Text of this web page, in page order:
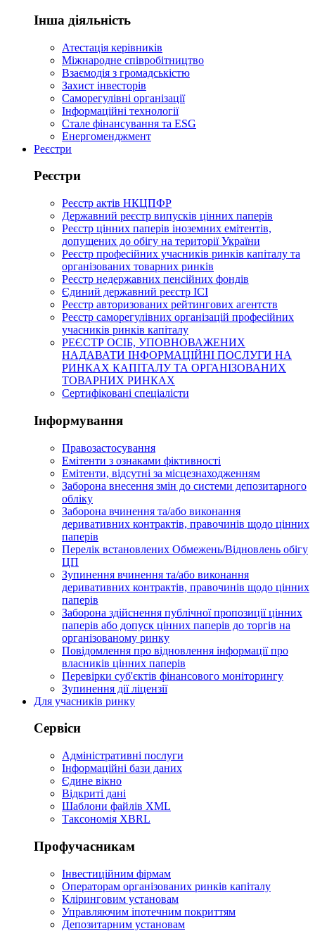
Інша діяльність
Атестація керівників
Міжнародне співробітництво
Взаємодія з громадськістю
Захист інвесторів
Саморегулівні організації
Інформаційні технології
Стале фінансування та ESG
Енергоменджмент
Реєстри
Реєстри
Реєстр актів НКЦПФР
Державний реєстр випусків цінних паперів
Реєстр цінних паперів іноземних емітентів,
допущених до обігу на території України
Реєстр професійних учасників ринків капіталу та
організованих товарних ринків
Реєстр недержавних пенсійних фондів
Єдиний державний реєстр ІСІ
Реєстр авторизованих рейтингових агентств
Реєстр саморегулівних організацій професійних
учасників ринків капіталу
РЕЄСТР ОСІБ, УПОВНОВАЖЕНИХ
НАДАВАТИ ІНФОРМАЦІЙНІ ПОСЛУГИ НА
РИНКАХ КАПІТАЛУ ТА ОРГАНІЗОВАНИХ
ТОВАРНИХ РИНКАХ
Сертифіковані спеціалісти
Інформування
Правозастосування
Емітенти з ознаками фіктивності
Eмітенти, відсутні за місцезнаходженням
Заборона внесення змін до системи депозитарного
обліку
Заборона вчинення та/або виконання
деривативних контрактів, правочинів щодо цінних
паперів
Перелік встановлених Обмежень/Відновлень обігу
ЦП
Зупинення вчинення та/або виконання
деривативних контрактів, правочинів щодо цінних
паперів
Заборона здійснення публічної пропозиції цінних
паперів або допуск цінних паперів до торгів на
організованому ринку
Повідомлення про відновлення інформації про
власників цінних паперів
Перевірки суб'єктів фінансового моніторингу
Зупинення дії ліцензії
Для учасників ринку
Сервіси
Адміністративні послуги
Інформаційні бази даних
Єдине вікно
Відкриті дані
Шаблони файлів XML
Таксономія XBRL
Профучасникам
Інвестиційним фірмам
Операторам організованих ринків капіталу
Кліринговим установам
Управляючим іпотечним покриттям
Депозитарним установам